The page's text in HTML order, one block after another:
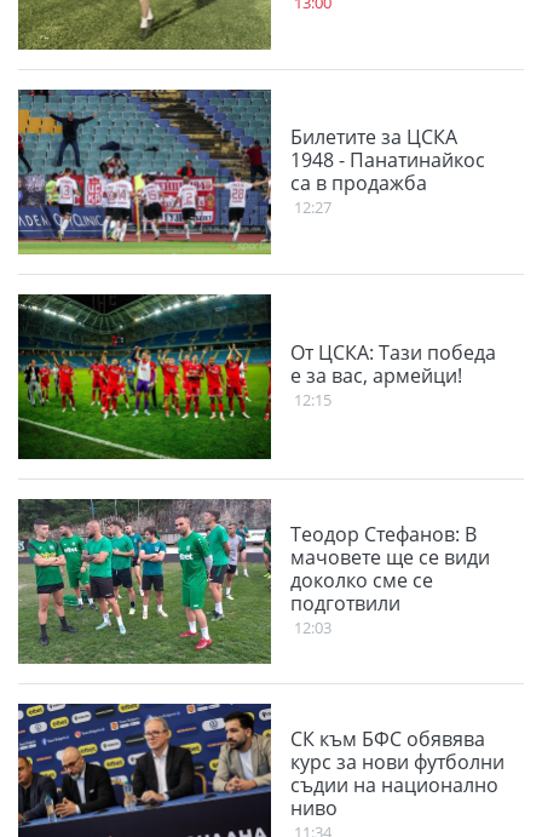
Билетите за ЦСКА
1948 - Панатинайкос
са в продажба
12:27
От ЦСКА: Тази победа
е за вас, армейци!
12:15
Теодор Стефанов: В
мачовете ще се види
доколко сме се
подготвили
12:03
СК към БФС обявява
курс за нови футболни
съдии на национално
ниво
11:34